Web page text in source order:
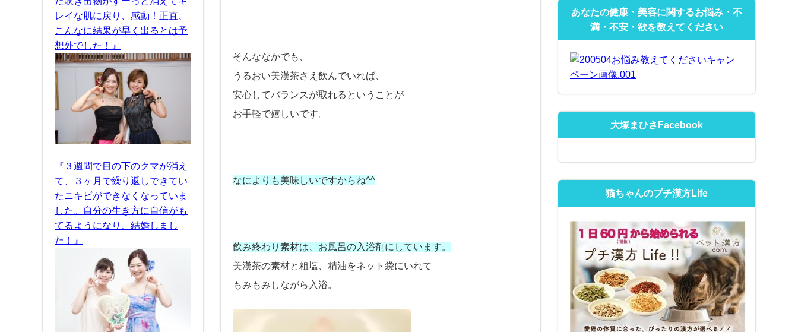
そんななかでも、
うるおい美漢茶さえ飲んでいれば、
安心してバランスが取れるということが
お手軽で嬉しいです。
なによりも美味しいですからね^^
飲み終わり素材は、お風呂の入浴剤にしています。
美漢茶の素材と粗塩、精油をネット袋にいれて
もみもみしながら入浴。
レイな肌に戻り、感動！正直、
こんなに結果が早く出るとは予
想外でした！』
『３週間で目の下のクマが消え
て、３ヶ月で繰り返しできてい
たニキビができなくなっていま
した。自分の生き方に自信がも
てるようになり、結婚しまし
た！』
あなたの健康・美容に関するお悩み・不
満・不安・欲を教えてください
大塚まひさFacebook
猫ちゃんのプチ漢方Life